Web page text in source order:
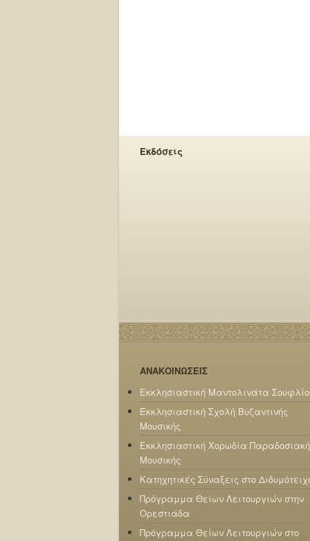
Εκδόσεις
ΑΝΑΚΟΙΝΩΣΕΙΣ
Εκκλησιαστική Μαντολινάτα
Εκκλησιαστική Σχολή Βυζαντινής
Μουσικής
Εκκλησιαστική Χορωδία
Μουσικής
Κατηχητικές Σύναξεις στο
Πρόγραμμα Θείων Λειτουργιών στην
Ορεστιάδα
Πρόγραμμα Θείων Λειτουργιών στο